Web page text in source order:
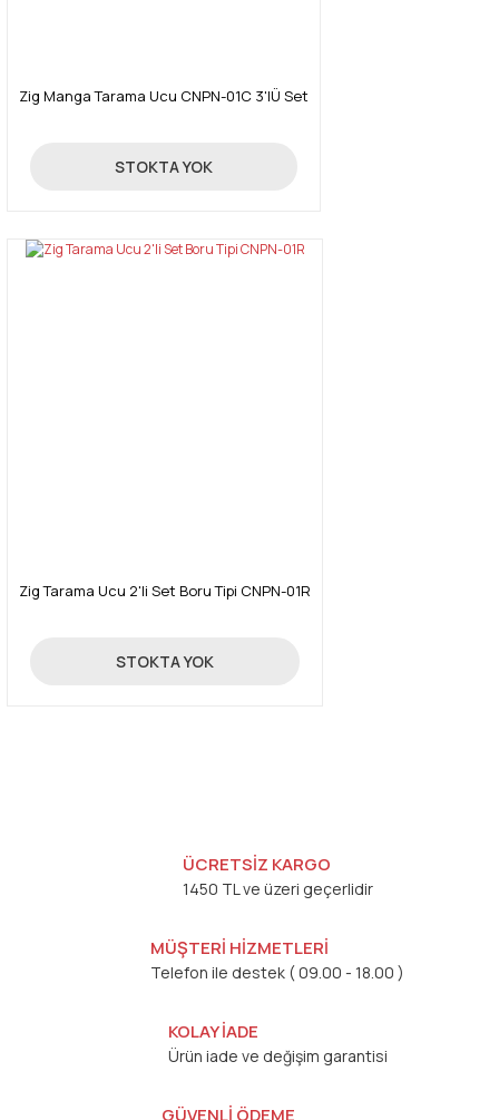
Zig Manga Tarama Ucu CNPN-01C 3'lÜ Set
316,00 TL
STOKTA YOK
Zig Tarama Ucu 2'li Set Boru Tipi CNPN-01R
293,00 TL
STOKTA YOK
ÜCRETSİZ KARGO
1450 TL ve üzeri geçerlidir
MÜŞTERİ HİZMETLERİ
Telefon ile destek ( 09.00 - 18.00 )
KOLAY İADE
Ürün iade ve değişim garantisi
GÜVENLİ ÖDEME